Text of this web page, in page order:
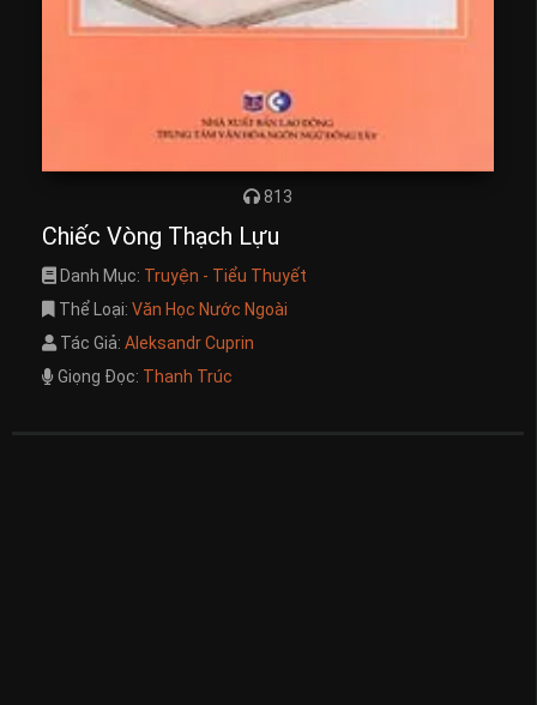
813
Chiếc Vòng Thạch Lựu
Danh Mục: Truyện - Tiểu Thuyết
Thể Loại: Văn Học Nước Ngoài
Tác Giả: Aleksandr Cuprin
Giọng Đọc: Thanh Trúc